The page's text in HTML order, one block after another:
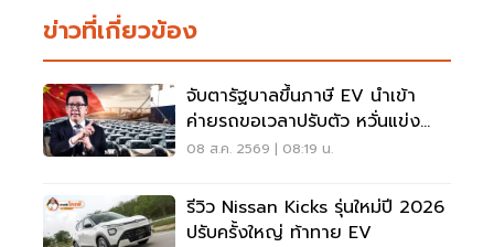
ข่าวที่เกี่ยวข้อง
จับตารัฐบาลขึ้นภาษี EV นำเข้า
ค่ายรถขอเวลาปรับตัว หวั่นแข่ง
ยาก พับแผนกลับบ้าน
08 ส.ค. 2569 | 08:19 น.
รีวิว Nissan Kicks รุ่นใหม่ปี 2026
ปรับครั้งใหญ่ ท้าทาย EV